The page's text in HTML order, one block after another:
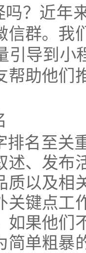
吗？近年
信群。我
引导到小
帮助他们
排名至关
述、发布
质以及相
关键点工
如果他们
简单粗暴